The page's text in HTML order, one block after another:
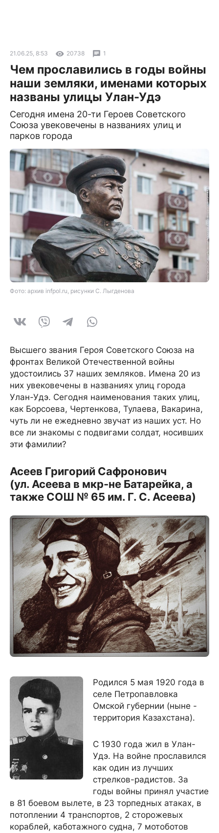
21.06.25, 8:53 20738 1
Чем прославились в годы войны
наши земляки, именами которых
названы улицы Улан-Удэ
Сегодня имена 20-ти Героев Советского
Союза увековечены в названиях улиц и
парков города
Фото: архив infpol.ru, рисунки С. Лыгденова
Высшего звания Героя Советского Союза на
фронтах Великой Отечественной войны
удостоились 37 наших земляков. Имена 20 из
них увековечены в названиях улиц города
Улан-Удэ. Сегодня наименования таких улиц,
как Борсоева, Чертенкова, Тулаева, Вакарина,
чуть ли не ежедневно звучат из наших уст. Но
все ли знакомы с подвигами солдат, носивших
эти фамилии?
Асеев Григорий Сафронович
(ул. Асеева в мкр-не Батарейка, а
также СОШ № 65 им. Г. С. Асеева)
Родился 5 мая 1920 года в
селе Петропавловка
Омской губернии (ныне -
территория Казахстана).
С 1930 года жил в Улан-
Удэ. На войне прославился
как один из лучших
стрелков-радистов. За
годы войны принял участие
в 81 боевом вылете, в 23 торпедных атаках, в
потоплении 4 транспортов, 2 сторожевых
кораблей, каботажного судна, 7 мотоботов